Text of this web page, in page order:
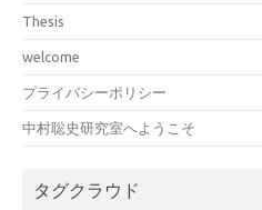
Thesis
welcome
プライバシーポリシー
中村聡史研究室へようこそ
タグクラウド